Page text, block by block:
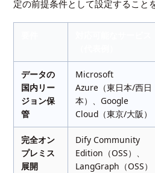
定の前提条件として設定すること
データの
国内リー
ジョン保
管
Microsoft
Azure（東日本/西日
本）、Google
Cloud（東京/大阪）
完全オン
プレミス
展開
Dify Community
Edition（OSS）、
LangGraph（OSS）